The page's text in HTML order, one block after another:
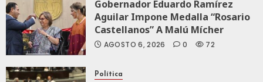
Gobernador Eduardo Ramírez
Aguilar Impone Medalla “Rosario
Castellanos” A Malú Mícher
AGOSTO 6, 2026 0 72
Política